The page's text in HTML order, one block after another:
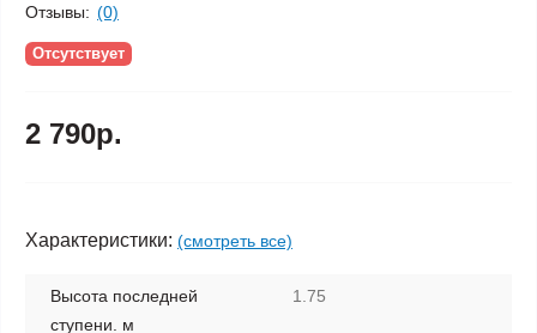
Отзывы: (0)
Отсутствует
2 790р.
Характеристики: (смотреть все)
Высота последней
ступени. м
1.75